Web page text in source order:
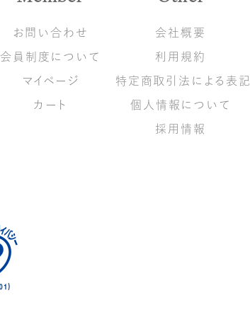
お問い合わせ
会員制度について
マイページ
カート
会社概要
利用規約
特定商取引法による表記
個人情報について
採用情報